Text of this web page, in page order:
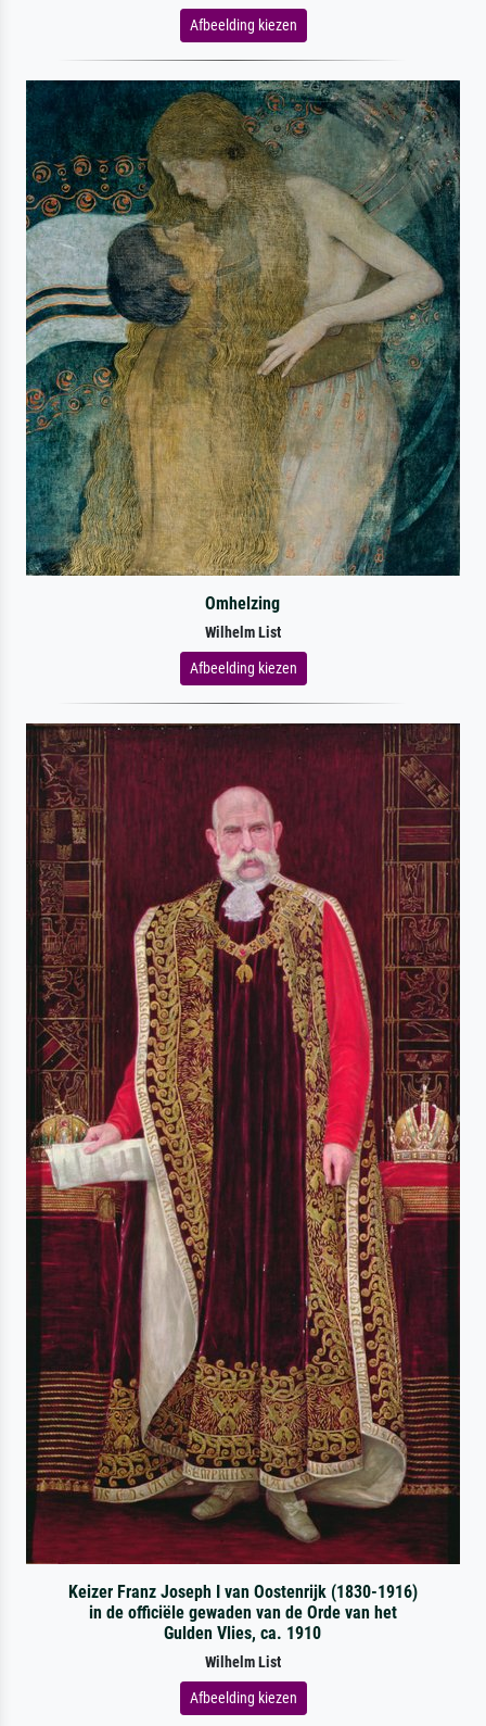
Afbeelding kiezen
Omhelzing
Wilhelm List
Afbeelding kiezen
Keizer Franz Joseph I van Oostenrijk (1830-1916)
in de officiële gewaden van de Orde van het
Gulden Vlies, ca. 1910
Wilhelm List
Afbeelding kiezen